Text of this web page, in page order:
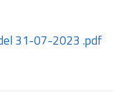
31-07-2023 .pdf